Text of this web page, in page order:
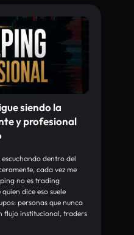
siendo la
y profesional
dentro del
cada vez me
no es trading
dice eso suele
personas que nunca
flujo institucional, traders